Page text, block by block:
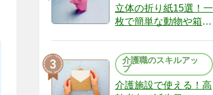
立体の折り紙15選！一
枚で簡単な動物や箱、
介護職のスキルアッ
プ
介護施設で使える！高